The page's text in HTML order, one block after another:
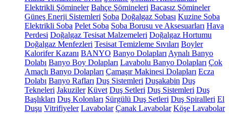
Elektrikli Şömineler Bahçe Şömineleri Bacasız Şömineler
Güneş Enerji Sistemleri Soba Doğalgaz Sobası Kuzine Soba
Elektrikli Soba Pelet Soba Soba Borusu ve Aksesuarları Hava
Perdesi Doğalgaz Tesisat Malzemeleri Doğalgaz Hortumu
Doğalgaz Menfezleri Tesisat Temizleme Sıvıları Boyler
Kalorifer Kazanı BANYO Banyo Dolapları Aynalı Banyo
Dolabı Banyo Boy Dolapları Lavabolu Banyo Dolapları Çok
Amaçlı Banyo Dolapları Çamaşır Makinesi Dolapları Ecza
Dolabı Banyo Rafları Duş Sistemleri Duşakabin Duş
Tekneleri Jakuziler Küvet Duş Setleri Duş Sistemleri Duş
Başlıkları Duş Kolonları Sürgülü Duş Setleri Duş Spiralleri El
Duşu Vitrifiyeler Lavabolar Çanak Lavabolar Köşe Lavabolar